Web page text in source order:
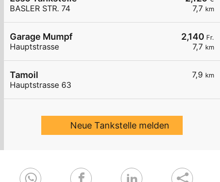
7,7 km
BASLER STR. 74
2,140 Fr.
7,7 km
Garage Mumpf
Hauptstrasse
7,9 km
Tamoil
Hauptstrasse 63
Neue Tankstelle melden